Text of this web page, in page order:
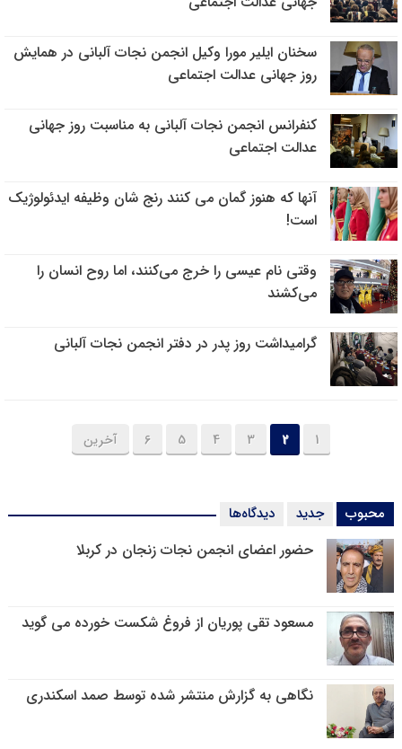
سخنان ایلیر مورا وکیل انجمن نجات آلبانی در همایش
روز جهانی عدالت اجتماعی
کنفرانس انجمن نجات آلبانی به مناسبت روز جهانی
عدالت اجتماعی
آنها که هنوز گمان می کنند رنج شان وظیفه ایدئولوژیک
است!
وقتی نام عیسی را خرج می‌کنند، اما روح انسان را
می‌کشند
گرامیداشت روز پدر در دفتر انجمن نجات آلبانی
1
2
3
4
5
6 آخرین
محبوب جدید دیدگاه‌ها
حضور اعضای انجمن نجات زنجان در کربلا
مسعود تقی پوریان از فروغ شکست خورده می گوید
نگاهی به گزارش منتشر شده توسط صمد اسکندری